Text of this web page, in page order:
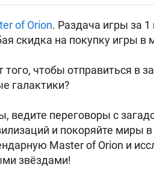
of Orion. Раздача игры за 1
скидка на покупку игры в
чтобы отправиться в
галактики?
ведите переговоры с
и покоряйте миры
Master of Orion и
звёздами!